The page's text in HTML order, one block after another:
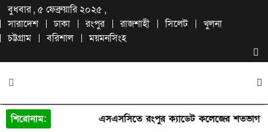
বুধবার , ৫ ফেব্রুয়ারি ২০২৫ ,
সারাদেশ
ঢাকা রংপুর রাজশাহী সিলেট
খুলনা
চট্টগ্রাম
বরিশাল ময়মনসিংহ
শিরোনাম: এসএসসিতে রংপুর ক্যাডেট কলেজের শতভাগ